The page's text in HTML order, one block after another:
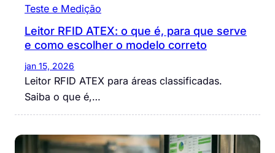
Teste e Medição
Leitor RFID ATEX: o que é, para que serve
e como escolher o modelo correto
jan 15, 2026
Leitor RFID ATEX para áreas classificadas.
Saiba o que é,…